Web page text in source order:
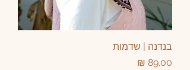
בנדנה | שדמות
מחיר